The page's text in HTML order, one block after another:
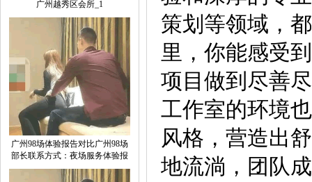
广州越秀区会所_1
广州98场体验报告对比广州98场
部长联系方式：夜场服务体验报
策划等领域，
里，你能感受
项目做到尽善
工作室的环境
风格，营造出
地流淌，团队